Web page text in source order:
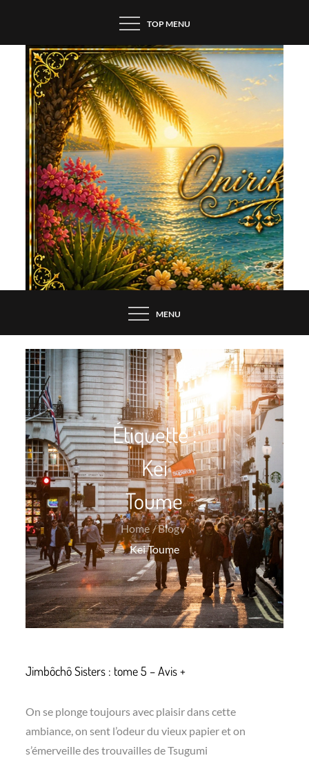
content
TOP MENU
MENU
Étiquette :
Kei
Toume
Home
Blog
Kei Toume
Jimbôchô Sisters : tome 5 – Avis +
On se plonge toujours avec plaisir dans cette
ambiance, on sent l’odeur du vieux papier et on
s’émerveille des trouvailles de Tsugumi